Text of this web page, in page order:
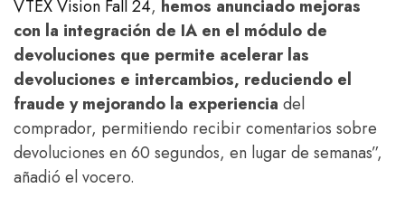
VTEX Vision Fall 24, hemos anunciado mejoras
con la integración de IA en el módulo de
devoluciones que permite acelerar las
devoluciones e intercambios, reduciendo el
fraude y mejorando la experiencia del
comprador, permitiendo recibir comentarios sobre
devoluciones en 60 segundos, en lugar de semanas”,
añadió el vocero.